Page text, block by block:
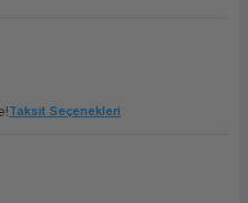
Panel PC
Taksit Seçenekleri